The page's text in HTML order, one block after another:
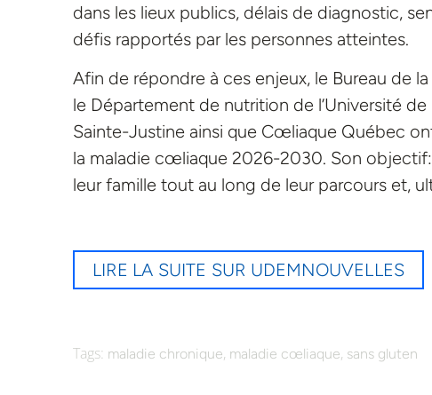
dans les lieux publics, délais de diagnostic,
défis rapportés par les personnes atteintes.
Afin de répondre à ces enjeux, le Bureau de
le Département de nutrition de l’Université
Sainte-Justine ainsi que Cœliaque Québec
la maladie cœliaque 2026-2030. Son
leur famille tout au long de leur parcours et,
LIRE LA SUITE SUR UDEMNOUVELLES
Tags: maladie chronique, maladie cœliaque, sans gluten